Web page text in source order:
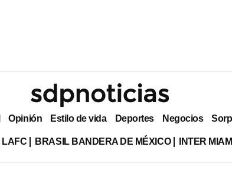
Opinión Estilo de vida Deportes Negocios
LAFC BRASIL BANDERA DE MÉXICO INTER